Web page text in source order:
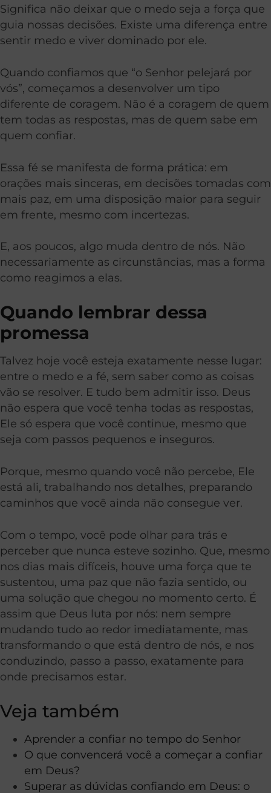
Significa não deixar que o medo seja a força que
guia nossas decisões. Existe uma diferença entre
sentir medo e viver dominado por ele.
Quando confiamos que “o Senhor pelejará por
vós”, começamos a desenvolver um tipo
diferente de coragem. Não é a coragem de quem
tem todas as respostas, mas de quem sabe em
quem confiar.
Essa fé se manifesta de forma prática: em
orações mais sinceras, em decisões tomadas com
mais paz, em uma disposição maior para seguir
em frente, mesmo com incertezas.
E, aos poucos, algo muda dentro de nós. Não
necessariamente as circunstâncias, mas a forma
como reagimos a elas.
Quando lembrar dessa
promessa
Talvez hoje você esteja exatamente nesse lugar:
entre o medo e a fé, sem saber como as coisas
vão se resolver. E tudo bem admitir isso. Deus
não espera que você tenha todas as respostas,
Ele só espera que você continue, mesmo que
seja com passos pequenos e inseguros.
Porque, mesmo quando você não percebe, Ele
está ali, trabalhando nos detalhes, preparando
caminhos que você ainda não consegue ver.
Com o tempo, você pode olhar para trás e
perceber que nunca esteve sozinho. Que, mesmo
nos dias mais difíceis, houve uma força que te
sustentou, uma paz que não fazia sentido, ou
uma solução que chegou no momento certo. É
assim que Deus luta por nós: nem sempre
mudando tudo ao redor imediatamente, mas
transformando o que está dentro de nós, e nos
conduzindo, passo a passo, exatamente para
onde precisamos estar.
Veja também
Aprender a confiar no tempo do Senhor
O que convencerá você a começar a confiar
em Deus?
Superar as dúvidas confiando em Deus: o